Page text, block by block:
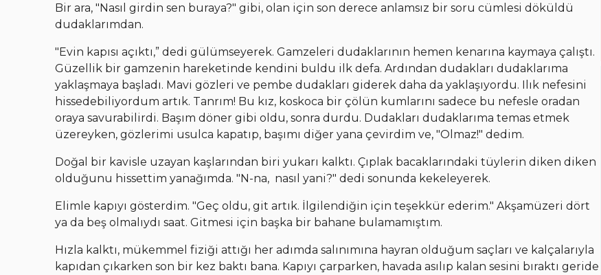
Bir ara, "Nasıl girdin sen buraya?" gibi, olan için son derece anlamsız bir soru cümlesi döküldü
dudaklarımdan.
"Evin kapısı açıktı,” dedi gülümseyerek. Gamzeleri dudaklarının hemen kenarına kaymaya çalıştı.
Güzellik bir gamzenin hareketinde kendini buldu ilk defa. Ardından dudakları dudaklarıma
yaklaşmaya başladı. Mavi gözleri ve pembe dudakları giderek daha da yaklaşıyordu. Ilık nefesini
hissedebiliyordum artık. Tanrım! Bu kız, koskoca bir çölün kumlarını sadece bu nefesle oradan
oraya savurabilirdi. Başım döner gibi oldu, sonra durdu. Dudakları dudaklarıma temas etmek
üzereyken, gözlerimi usulca kapatıp, başımı diğer yana çevirdim ve, "Olmaz!" dedim.
Doğal bir kavisle uzayan kaşlarından biri yukarı kalktı. Çıplak bacaklarındaki tüylerin diken diken
olduğunu hissettim yanağımda. "N-na, nasıl yani?" dedi sonunda kekeleyerek.
Elimle kapıyı gösterdim. "Geç oldu, git artık. İlgilendiğin için teşekkür ederim." Akşamüzeri dört
ya da beş olmalıydı saat. Gitmesi için başka bir bahane bulamamıştım.
Hızla kalktı, mükemmel fiziği attığı her adımda salınımına hayran olduğum saçları ve kalçalarıyla
kapıdan çıkarken son bir kez baktı bana. Kapıyı çarparken, havada asılıp kalan sesini bıraktı geride